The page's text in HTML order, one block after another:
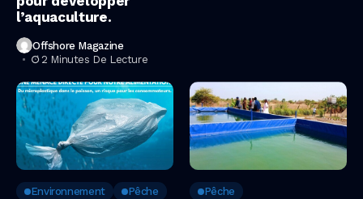
l’aquaculture.
Offshore Magazine
2 Minutes De Lecture
Environnement Pêche Pêche